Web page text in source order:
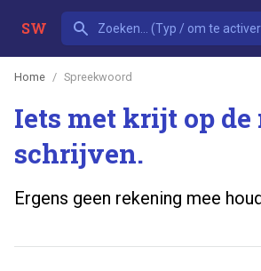
SW
Home Spreekwoord
Iets met krijt op de
schrijven.
Ergens geen rekening mee